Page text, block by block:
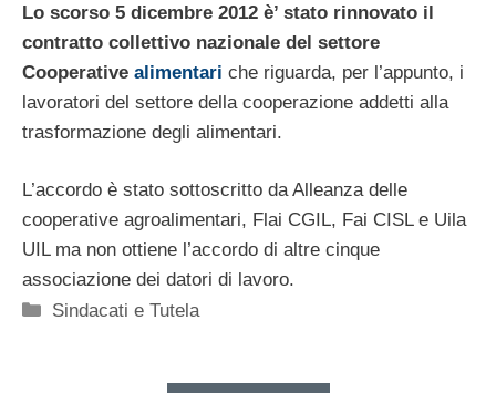
Lo scorso 5 dicembre 2012 è’ stato rinnovato il
contratto collettivo nazionale del settore
Cooperative alimentari che riguarda, per l’appunto, i
lavoratori del settore della cooperazione addetti alla
trasformazione degli alimentari.
L’accordo è stato sottoscritto da Alleanza delle
cooperative agroalimentari, Flai CGIL, Fai CISL e Uila
UIL ma non ottiene l’accordo di altre cinque
associazione dei datori di lavoro.
Categorie
Sindacati e Tutela